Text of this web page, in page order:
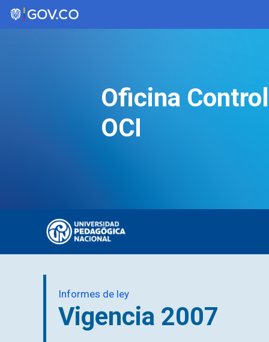
Saltar
Oficina
OCI
Informes de ley
Vigencia 2007